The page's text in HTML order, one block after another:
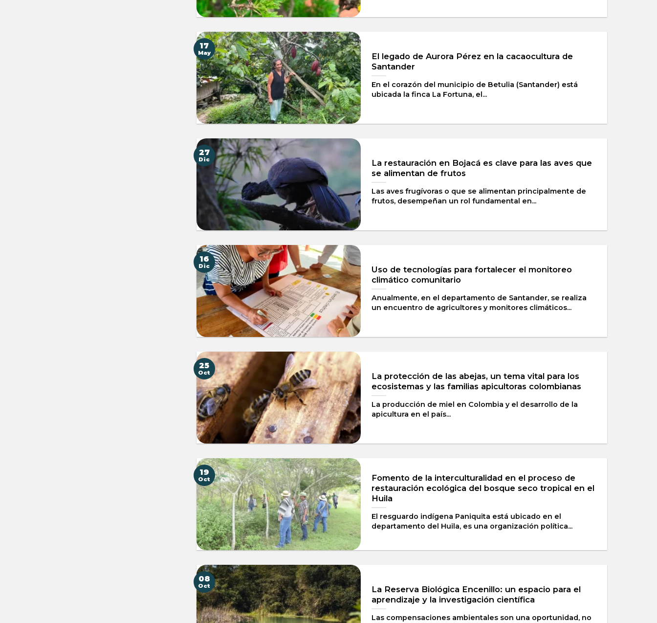
El legado de Aurora Pérez en la cacaocultura de
Santander
En el corazón del municipio de Betulia (Santander) está
ubicada la finca La Fortuna, el...
17
May
La restauración en Bojacá es clave para las aves que
se alimentan de frutos
Las aves frugívoras o que se alimentan principalmente de
frutos, desempeñan un rol fundamental en...
27
Dic
Uso de tecnologías para fortalecer el monitoreo
climático comunitario
Anualmente, en el departamento de Santander, se realiza
un encuentro de agricultores y monitores climáticos...
16
Dic
La protección de las abejas, un tema vital para los
ecosistemas y las familias apicultoras colombianas
La producción de miel en Colombia y el desarrollo de la
apicultura en el país...
25
Oct
Fomento de la interculturalidad en el proceso de
restauración ecológica del bosque seco tropical en el
Huila
El resguardo indígena Paniquita está ubicado en el
departamento del Huila, es una organización política...
19
Oct
La Reserva Biológica Encenillo: un espacio para el
aprendizaje y la investigación científica
Las compensaciones ambientales son una oportunidad, no
08
Oct